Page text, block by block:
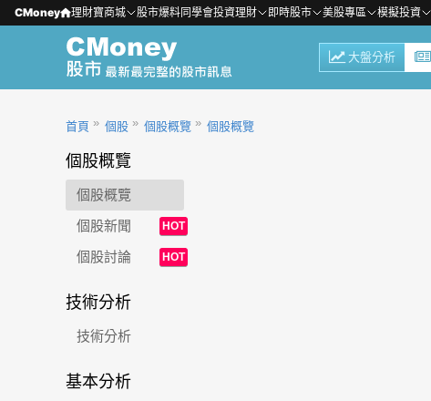
CMoney 理財寶商城 股市爆料同學會投資理財 即時股市 美股專區 模擬投資
大盤分析
首頁 個股 個股概覽 個股概覽
個股概覽
個股概覽
個股新聞
HOT
個股討論 HOT
技術分析
技術分析
基本分析